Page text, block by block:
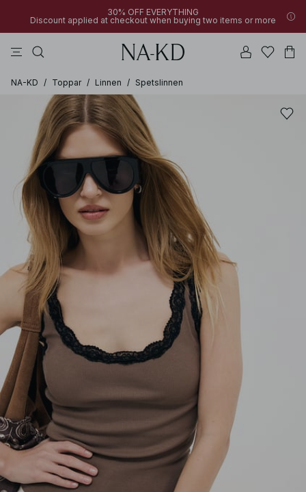
30% OFF EVERYTHING
Discount applied at checkout when buying two items or more
NA-KD / Toppar / Linnen / Spetslinnen